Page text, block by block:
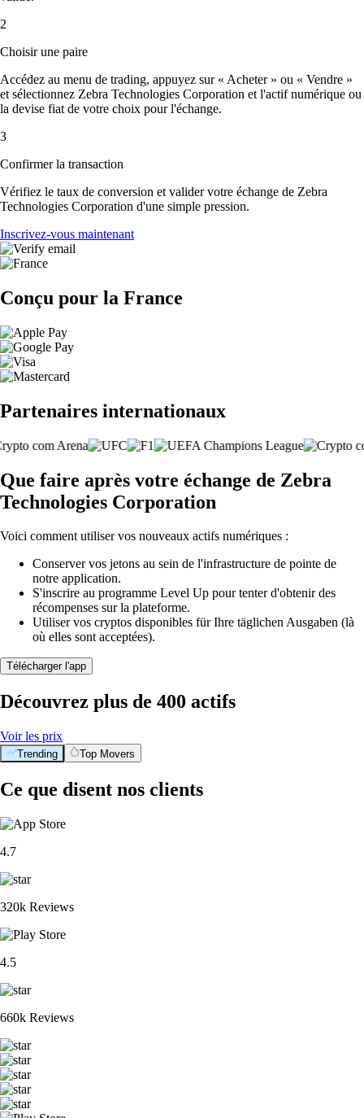
2
Choisir une paire
Accédez au menu de trading, appuyez sur « Acheter » ou « Vendre »
et sélectionnez Zebra Technologies Corporation et l'actif numérique ou
la devise fiat de votre choix pour l'échange.
3
Confirmer la transaction
Vérifiez le taux de conversion et valider votre échange de Zebra
Technologies Corporation d'une simple pression.
Inscrivez-vous maintenant
Conçu pour la France
Partenaires internationaux
Que faire après votre échange de Zebra
Technologies Corporation
Voici comment utiliser vos nouveaux actifs numériques :
Conserver vos jetons au sein de l'infrastructure de pointe de
notre application.
S'inscrire au programme Level Up pour tenter d'obtenir des
récompenses sur la plateforme.
Utiliser vos cryptos disponibles für Ihre täglichen Ausgaben (là
où elles sont acceptées).
Télécharger l'app
Découvrez plus de 400 actifs
Voir les prix
Trending Top Movers
Ce que disent nos clients
4.7
320k Reviews
4.5
660k Reviews